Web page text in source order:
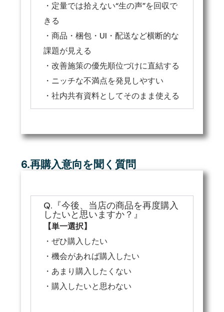
・定量では拾えない“生の声”を回収で
きる
・商品・梱包・UI・配送など横断的な
課題が見える
・改善施策の優先順位づけに直結する
・ニッチな不満点を発見しやすい
・社内共有資料としてそのまま使える
6.再購入意向を聞く質問
Q.『今後、当店の商品を再度購入
したいと思いますか？』
【単一選択】
・ぜひ購入したい
・機会があれば購入したい
・あまり購入したくない
・購入したいと思わない
無料ではじめる